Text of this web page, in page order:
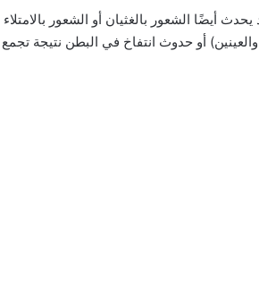
أيضًا الشعور بالغثيان أو الشعور بالامتلاء
أو حدوث انتفاخ في البطن نتيجة تجمع